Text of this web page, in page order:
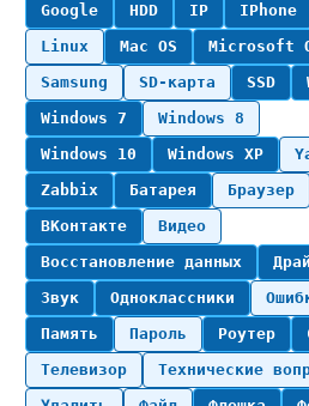
Google
HDD IP IPhone
Linux
Mac OS
Microsoft
Samsung
SD-карта SSD
Windows 7
Windows 8
Windows 10
Windows XP
Zabbix
Батарея
Браузер
ВКонтакте
Видео
Восстановление данных
Звук
Одноклассники
Память
Пароль Роутер
Телевизор
Технические